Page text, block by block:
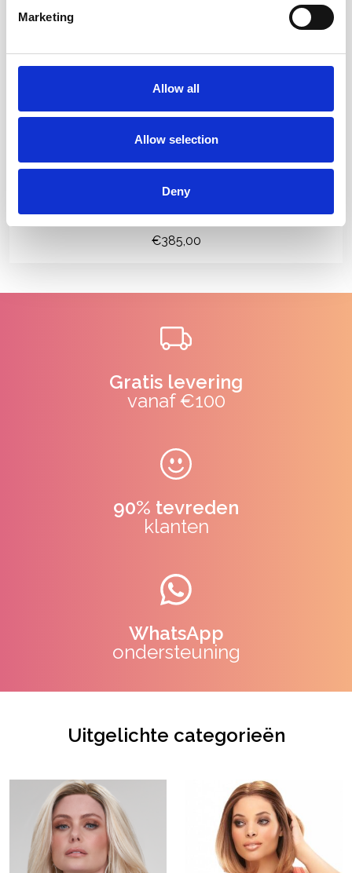
Marketing
Allow all
Allow selection
Deny
€385,00
Gratis levering
vanaf €100
90% tevreden
klanten
WhatsApp
ondersteuning
Uitgelichte categorieën